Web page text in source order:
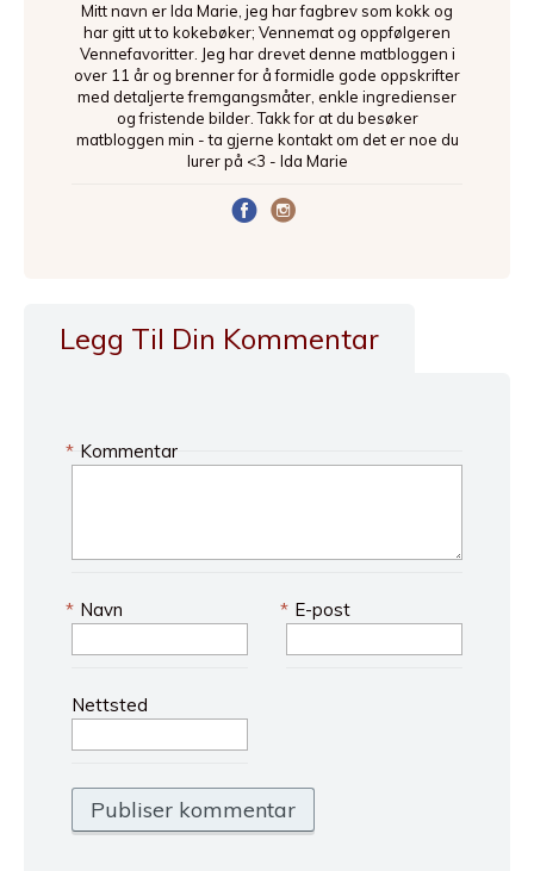
Mitt navn er Ida Marie, jeg har fagbrev som kokk og
har gitt ut to kokebøker; Vennemat og oppfølgeren
Vennefavoritter. Jeg har drevet denne matbloggen i
over 11 år og brenner for å formidle gode oppskrifter
med detaljerte fremgangsmåter, enkle ingredienser
og fristende bilder. Takk for at du besøker
matbloggen min - ta gjerne kontakt om det er noe du
lurer på <3 - Ida Marie
Legg Til Din Kommentar
Kommentar
*
Navn
* E-post
*
Nettsted